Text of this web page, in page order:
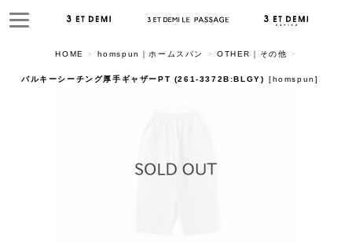
HOME > homspun｜ホームスパン > OTHER｜その他 >
バルキーシーチング厚手ギャザーPT (261-3372B:BLGY) [homspun ]